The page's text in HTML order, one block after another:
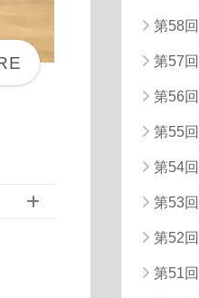
第58回
第57回
第56回
第55回
第54回
第53回
第52回
第51回